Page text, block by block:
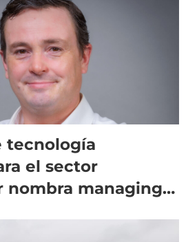
tecnología
el sector
nombra managing